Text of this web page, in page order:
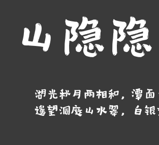
山隐
湖光秋月两相和，潭
遥望洞庭山水翠，白